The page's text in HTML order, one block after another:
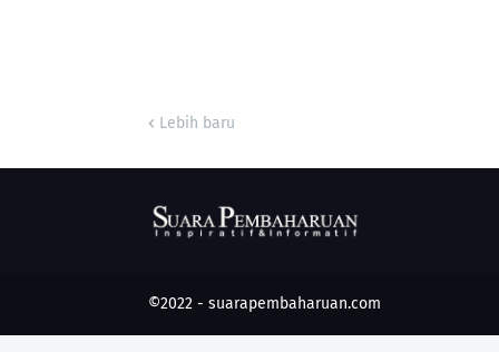
Lebih baru
©2022 - suarapembaharuan.com